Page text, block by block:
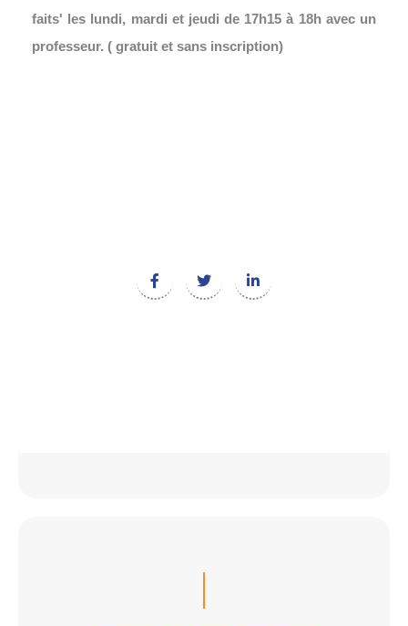
faits' les lundi, mardi et jeudi de 17h15 à 18h avec un
professeur. ( gratuit et sans inscription)